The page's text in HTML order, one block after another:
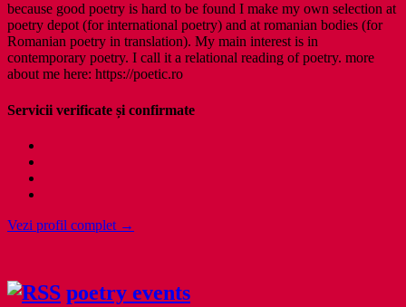
because good poetry is hard to be found I make my own selection at
poetry depot (for international poetry) and at romanian bodies (for
Romanian poetry in translation). My main interest is in
contemporary poetry. I call it a relational reading of poetry. more
about me here: https://poetic.ro
Servicii verificate și confirmate
Vezi profil complet →
poetry events